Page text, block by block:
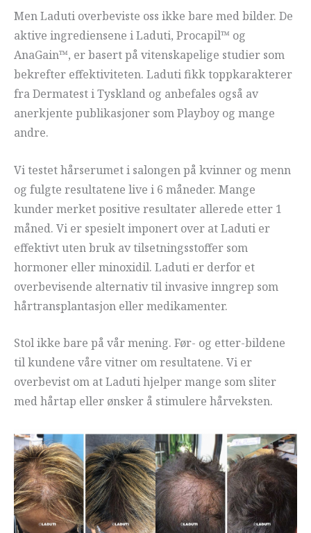
Men Laduti overbeviste oss ikke bare med bilder. De
aktive ingrediensene i Laduti, Procapil™ og
AnaGain™, er basert på vitenskapelige studier som
bekrefter effektiviteten. Laduti fikk toppkarakterer
fra Dermatest i Tyskland og anbefales også av
anerkjente publikasjoner som Playboy og mange
andre.
Vi testet hårserumet i salongen på kvinner og menn
og fulgte resultatene live i 6 måneder. Mange
kunder merket positive resultater allerede etter 1
måned. Vi er spesielt imponert over at Laduti er
effektivt uten bruk av tilsetningsstoffer som
hormoner eller minoxidil. Laduti er derfor et
overbevisende alternativ til invasive inngrep som
hårtransplantasjon eller medikamenter.
Stol ikke bare på vår mening. Før- og etter-bildene
til kundene våre vitner om resultatene. Vi er
overbevist om at Laduti hjelper mange som sliter
med hårtap eller ønsker å stimulere hårveksten.